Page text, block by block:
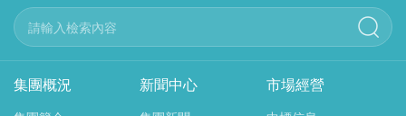
集團概況 新聞中心 市場經營